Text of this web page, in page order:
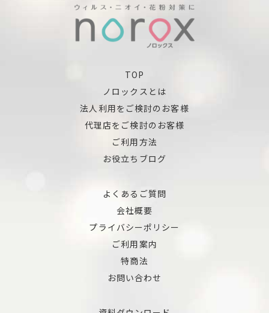
TOP
ノロックスとは
法人利用をご検討のお客様
代理店をご検討のお客様
ご利用方法
お役立ちブログ
よくあるご質問
会社概要
プライバシーポリシー
ご利用案内
特商法
お問い合わせ